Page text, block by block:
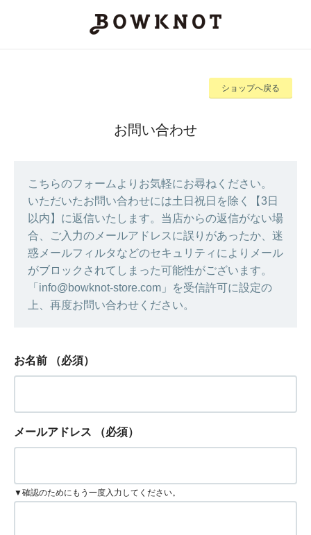
ショップへ戻る
お問い合わせ
こちらのフォームよりお気軽にお尋ねください。
いただいたお問い合わせには土日祝日を除く【3日
以内】に返信いたします。当店からの返信がない場
合、ご入力のメールアドレスに誤りがあったか、迷
惑メールフィルタなどのセキュリティによりメール
がブロックされてしまった可能性がございます。
「info@bowknot-store.com」を受信許可に設定の
上、再度お問い合わせください。
お名前 （必須）
メールアドレス （必須）
▼確認のためにもう一度入力してください。